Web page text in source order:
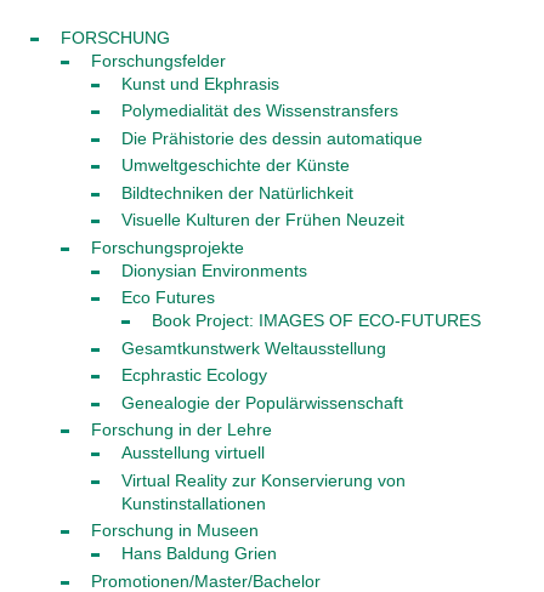
FORSCHUNG
Forschungsfelder
Kunst und Ekphrasis
Polymedialität des Wissenstransfers
Die Prähistorie des dessin automatique
Umweltgeschichte der Künste
Bildtechniken der Natürlichkeit
Visuelle Kulturen der Frühen Neuzeit
Forschungsprojekte
Dionysian Environments
Eco Futures
Book Project: IMAGES OF ECO-FUTURES
Gesamtkunstwerk Weltausstellung
Ecphrastic Ecology
Genealogie der Populärwissenschaft
Forschung in der Lehre
Ausstellung virtuell
Virtual Reality zur Konservierung von
Kunstinstallationen
Forschung in Museen
Hans Baldung Grien
Promotionen/Master/Bachelor